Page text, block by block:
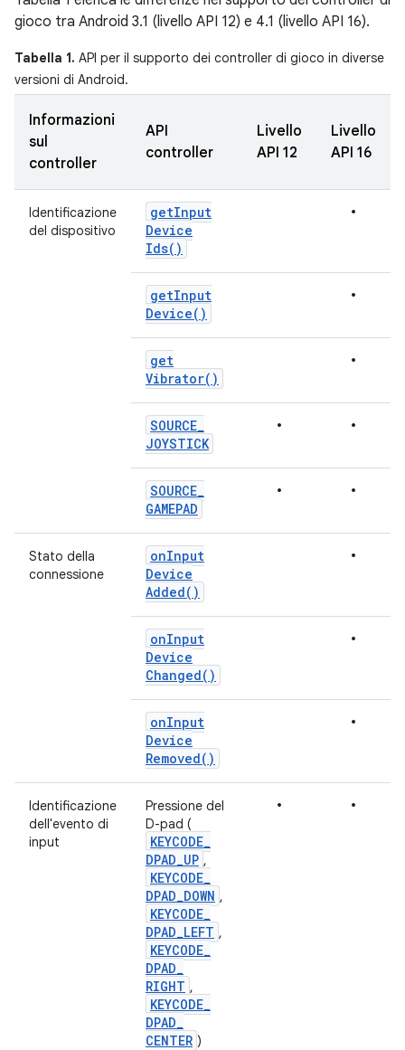
gioco tra Android 3.1 (livello API 12) e 4.1 (livello API 16).
Tabella 1. API per il supporto dei controller di gioco in diverse
versioni di Android.
Informazioni
sul
controller
API
controller
Livello
API 12
Livello
API 16
Identificazione
del dispositivo
getInput
Device
Ids( )
•
getInput
Device( )
•
get
Vibrator( )
•
SOURCE_
JOYSTICK
• •
SOURCE_
GAMEPAD
• •
Stato della
connessione
onInput
Device
Added( )
•
onInput
Device
Changed( )
•
onInput
Device
Removed( )
•
Identificazione
dell'evento di
input
Pressione del
D-pad (
KEYCODE_
DPAD_UP ,
KEYCODE_
DPAD_DOWN ,
KEYCODE_
DPAD_LEFT ,
KEYCODE_
DPAD_
RIGHT ,
KEYCODE_
DPAD_
CENTER )
• •